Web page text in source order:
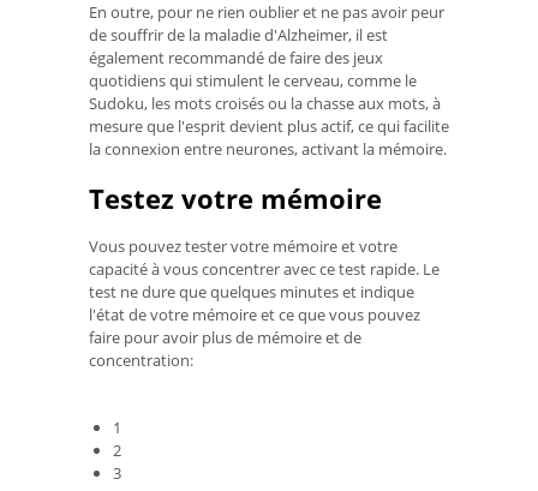
En outre, pour ne rien oublier et ne pas avoir peur
de souffrir de la maladie d'Alzheimer, il est
également recommandé de faire des jeux
quotidiens qui stimulent le cerveau, comme le
Sudoku, les mots croisés ou la chasse aux mots, à
mesure que l'esprit devient plus actif, ce qui facilite
la connexion entre neurones, activant la mémoire.
Testez votre mémoire
Vous pouvez tester votre mémoire et votre
capacité à vous concentrer avec ce test rapide. Le
test ne dure que quelques minutes et indique
l'état de votre mémoire et ce que vous pouvez
faire pour avoir plus de mémoire et de
concentration:
1
2
3